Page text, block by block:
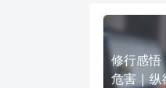
修行感悟
危害 | 纵